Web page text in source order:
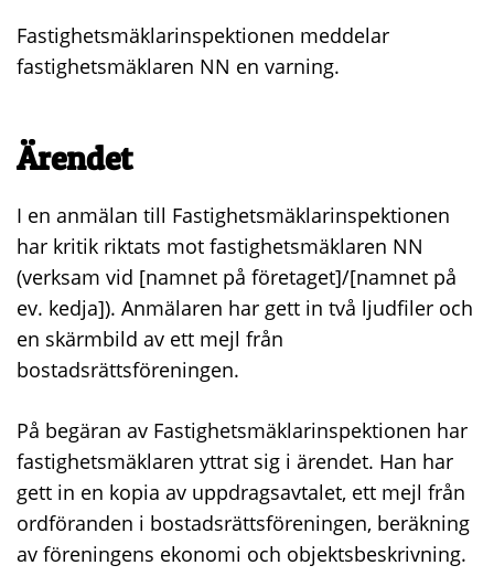
Fastighetsmäklarinspektionen meddelar
fastighetsmäklaren NN en varning.
Ärendet
I en anmälan till Fastighetsmäklarinspektionen
har kritik riktats mot fastighetsmäklaren NN
(verksam vid [namnet på företaget]/[namnet på
ev. kedja]). Anmälaren har gett in två ljudfiler och
en skärmbild av ett mejl från
bostadsrättsföreningen.
På begäran av Fastighetsmäklarinspektionen har
fastighetsmäklaren yttrat sig i ärendet. Han har
gett in en kopia av uppdragsavtalet, ett mejl från
ordföranden i bostadsrättsföreningen, beräkning
av föreningens ekonomi och objektsbeskrivning.